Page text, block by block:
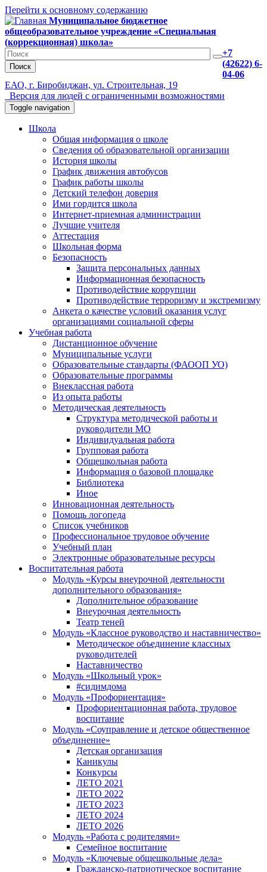
Перейти к основному содержанию
Муниципальное бюджетное
общеобразовательное учреждение «Специальная
(коррекционная) школа»
Поиск
+7
(42622) 6-
04-06
ЕАО, г. Биробиджан, ул. Строительная, 19
Версия для людей с ограниченными возможностями
Toggle navigation
Школа
Общая информация о школе
Сведения об образовательной организации
История школы
График движения автобусов
График работы школы
Детский телефон доверия
Ими гордится школа
Интернет-приемная администрации
Лучшие учителя
Аттестация
Школьная форма
Безопасность
Защита персональных данных
Информационная безопасность
Противодействие коррупции
Противодействие терроризму и экстремизму
Анкета о качестве условий оказания услуг
организациями социальной сферы
Учебная работа
Дистанционное обучение
Муниципальные услуги
Образовательные стандарты (ФАООП УО)
Образовательные программы
Внеклассная работа
Из опыта работы
Методическая деятельность
Структура методической работы и
руководители МО
Индивидуальная работа
Групповая работа
Общешкольная работа
Информация о базовой площадке
Библиотека
Иное
Инновационная деятельность
Помощь логопеда
Список учебников
Профессиональное трудовое обучение
Учебный план
Электронные образовательные ресурсы
Воспитательная работа
Модуль «Курсы внеурочной деятельности
дополнительного образования»
Дополнительное образование
Внеурочная деятельность
Театр теней
Модуль «Классное руководство и наставничество»
Методическое объединение классных
руководителей
Наставничество
Модуль «Школьный урок»
#сидимдома
Модуль «Профориентация»
Профориентационная работа, трудовое
воспитание
Модуль «Соуправление и детское общественное
объединение»
Детская организация
Каникулы
Конкурсы
ЛЕТО 2021
ЛЕТО 2022
ЛЕТО 2023
ЛЕТО 2024
ЛЕТО 2026
Модуль «Работа с родителями»
Семейное воспитание
Модуль «Ключевые общешкольные дела»
Гражданско-патриотическое воспитание